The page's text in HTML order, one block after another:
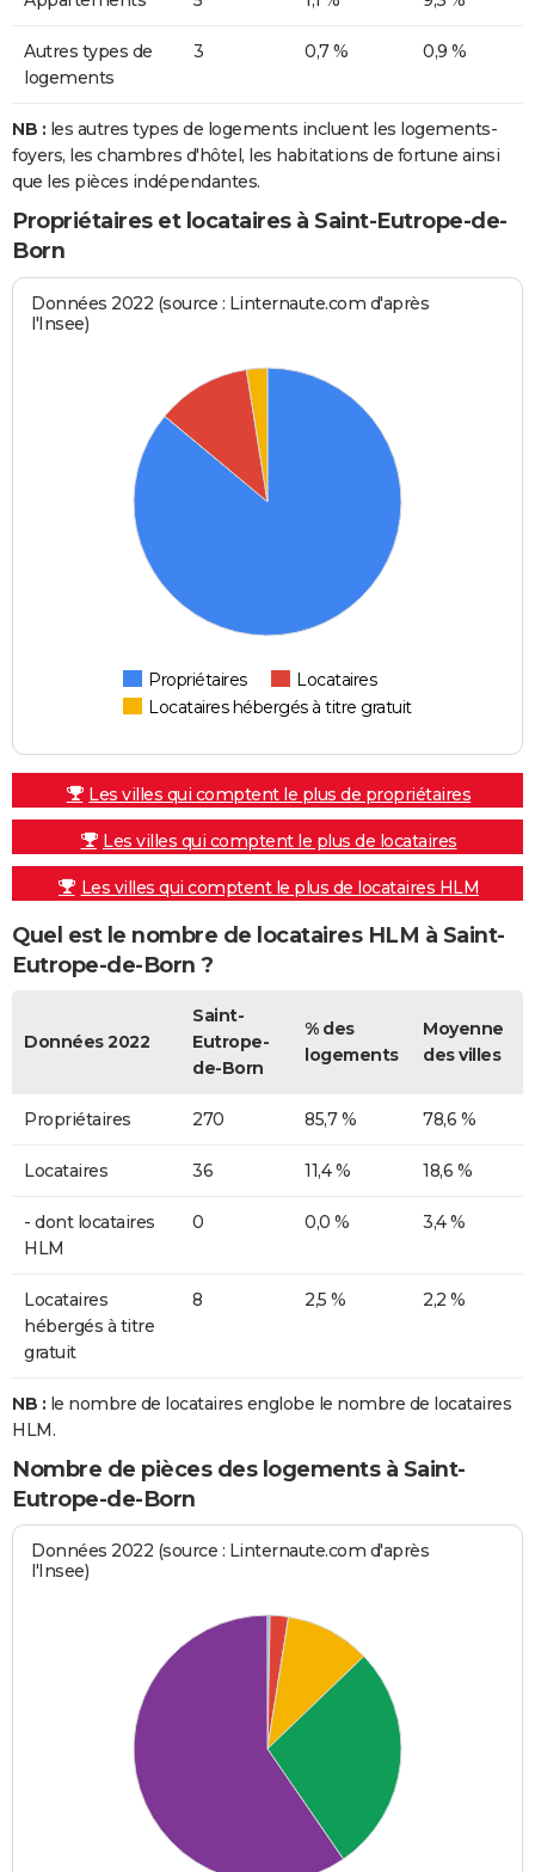
Autres types de
logements
3 0,7 % 0,9 %
NB : les autres types de logements incluent les logements-
foyers, les chambres d'hôtel, les habitations de fortune ainsi
que les pièces indépendantes.
Propriétaires et locataires à Saint-Eutrope-de-
Born
Données 2022 (source : Linternaute.com d'après
l'Insee)
Propriétaires
Locataires
Locataires hébergés à titre gratuit
Les villes qui comptent le plus de propriétaires
Les villes qui comptent le plus de locataires
Les villes qui comptent le plus de locataires HLM
Quel est le nombre de locataires HLM à Saint-
Eutrope-de-Born ?
Données 2022
Saint-
Eutrope-
de-Born
% des
logements
Moyenne
des villes
Propriétaires 270 85,7 % 78,6 %
Locataires 36 11,4 % 18,6 %
- dont locataires
HLM
0 0,0 % 3,4 %
Locataires
hébergés à titre
gratuit
8 2,5 % 2,2 %
NB : le nombre de locataires englobe le nombre de locataires
HLM.
Nombre de pièces des logements à Saint-
Eutrope-de-Born
Données 2022 (source : Linternaute.com d'après
l'Insee)